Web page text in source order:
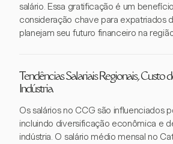
salário. Essa gratificação é um
consideração chave para expatriados
planejam seu futuro financeiro na
Tendências Salariais Regionais, Custo
Indústria
Os salários no CCG são influenciados
incluindo diversificação econômica e
indústria. O salário médio mensal no